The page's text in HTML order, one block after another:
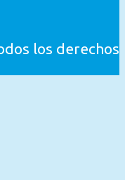
los derechos